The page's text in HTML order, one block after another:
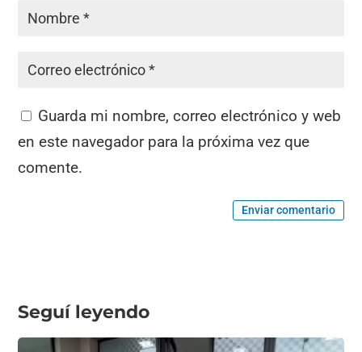
Guarda mi nombre, correo electrónico y web
en este navegador para la próxima vez que
comente.
Enviar comentario
Seguí leyendo